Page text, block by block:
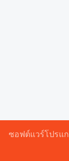
ซอฟต์แวร์โปรแ